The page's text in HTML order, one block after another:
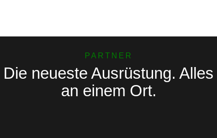
PARTNER
Die neueste Ausrüstung. Alles
an einem Ort.